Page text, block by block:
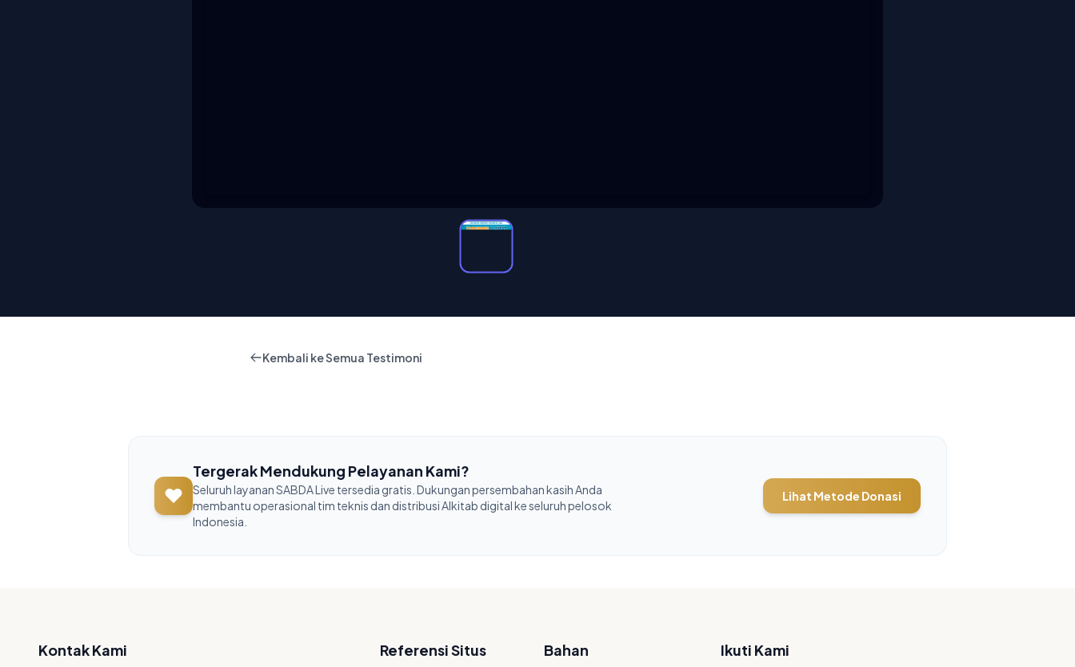
Kembali ke Semua Testimoni
Tergerak Mendukung Pelayanan Kami?
Seluruh layanan SABDA Live tersedia gratis. Dukungan persembahan kasih Anda
membantu operasional tim teknis dan distribusi Alkitab digital ke seluruh pelosok
Indonesia.
Lihat Metode Donasi
Kontak Kami Referensi Situs Bahan Ikuti Kami